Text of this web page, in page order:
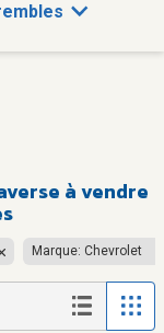
à vendre
Marque: Chevrolet